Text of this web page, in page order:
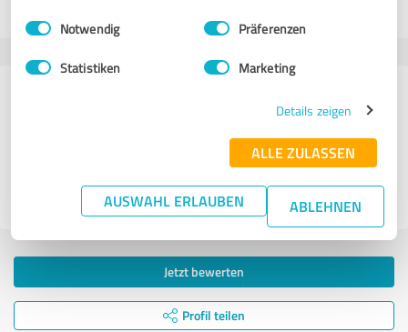
Impressum Datenschutzbestimmungen
Einwilligungsauswahl
Notwendig Präferenzen
Statistiken Marketing
Details zeigen
ALLE ZULASSEN
AUSWAHL ERLAUBEN ABLEHNEN
SEHR GUT
Jetzt bewerten
Profil teilen